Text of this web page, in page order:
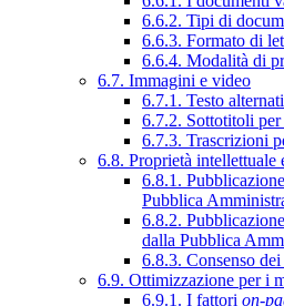
6.6.2. Tipi di
6.6.3. Formato di
6.6.4. Modalità di
6.7. Immagini e video
6.7.1. Testo
6.7.2. Sottotitoli
6.7.3. Trascrizioni
6.8. Proprietà intellettuale
6.8.1.
Pubblica
6.8.2.
dalla Pubblica
6.8.3. Consenso
6.9. Ottimizzazione per i
6.9.1. I fattori on-